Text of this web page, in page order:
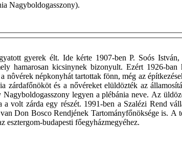
Nagyboldogasszony).
gyerek élt. Ide kérte 1907-ben P. Soós
hamarosan kicsinynek bizonyult. Ezért 1926-
népkonyhát tartottak fönn, még az
zárdafőnököt és a nővéreket elüldözték az
legyen a plébánia neve. Az
volt zárda egy részét. 1991-ben a Szalézi Rend
Don Bosco Rendjének Tartományfőnöksége is. A
esztergom-budapesti főegyházmegyéhez.